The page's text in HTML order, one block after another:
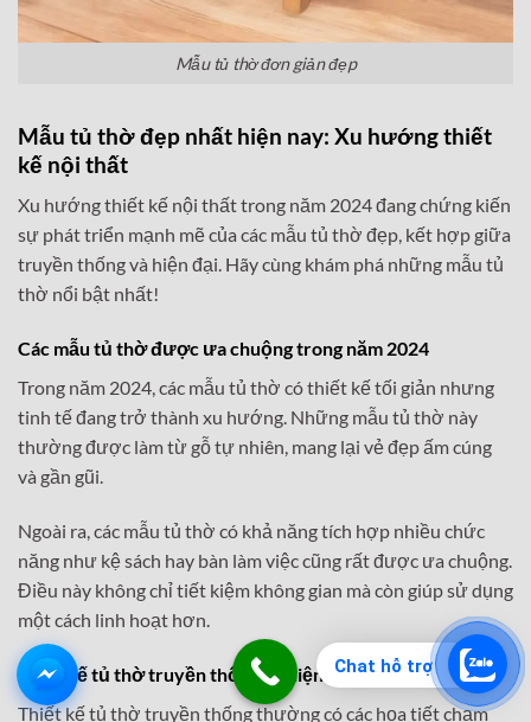
Mẫu tủ thờ đơn giản đẹp
Mẫu tủ thờ đẹp nhất hiện nay: Xu hướng thiết
kế nội thất
Xu hướng thiết kế nội thất trong năm 2024 đang chứng kiến
sự phát triển mạnh mẽ của các mẫu tủ thờ đẹp, kết hợp giữa
truyền thống và hiện đại. Hãy cùng khám phá những mẫu tủ
thờ nổi bật nhất!
Các mẫu tủ thờ được ưa chuộng trong năm 2024
Trong năm 2024, các mẫu tủ thờ có thiết kế tối giản nhưng
tinh tế đang trở thành xu hướng. Những mẫu tủ thờ này
thường được làm từ gỗ tự nhiên, mang lại vẻ đẹp ấm cúng
và gần gũi.
Ngoài ra, các mẫu tủ thờ có khả năng tích hợp nhiều chức
năng như kệ sách hay bàn làm việc cũng rất được ưa chuộng.
Điều này không chỉ tiết kiệm không gian mà còn giúp sử dụng
một cách linh hoạt hơn.
Thiết kế tủ thờ truyền thống và hiện đại – điểm khác biệt
Thiết kế tủ thờ truyền thống thường có các họa tiết chạm
Chat hỗ trợ